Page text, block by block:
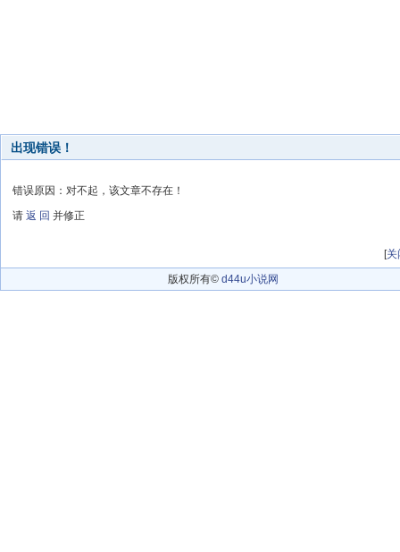
出现错误！
错误原因：对不起，该文章不存在！
请 返 回 并修正
[关
版权所有© d44u小说网